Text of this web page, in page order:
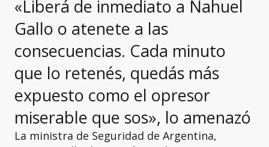
«Liberá de inmediato a Nahuel
Gallo o atenete a las
consecuencias. Cada minuto
que lo retenés, quedás más
expuesto como el opresor
miserable que sos», lo amenazó
La ministra de Seguridad de Argentina,